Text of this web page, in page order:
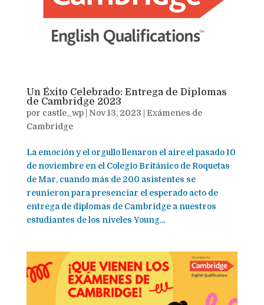
Un Éxito Celebrado: Entrega de Diplomas
de Cambridge 2023
por castle_wp| Nov 13, 2023
Exámenes de
Cambridge
La emoción y el orgullo llenaron el aire el pasado 10
de noviembre en el Colegio Británico de Roquetas
de Mar, cuando más de 200 asistentes se
reunieron para presenciar el esperado acto de
entrega de diplomas de Cambridge a nuestros
estudiantes de los niveles Young...